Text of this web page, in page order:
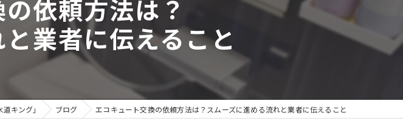
依頼方法は？
業者に伝えること
キング｣ ブログ エコキュート交換の依頼方法は？スムーズに進める流れと業者に伝えること